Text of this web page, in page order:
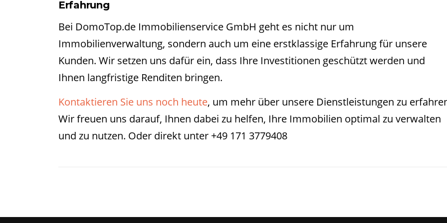
Erfahrung
Bei DomoTop.de Immobilienservice GmbH geht es nicht nur um
Immobilienverwaltung, sondern auch um eine erstklassige Erfahrung für unsere
Kunden. Wir setzen uns dafür ein, dass Ihre Investitionen geschützt werden und
Ihnen langfristige Renditen bringen.
Kontaktieren Sie uns noch heute, um mehr über unsere Dienstleistungen zu
Wir freuen uns darauf, Ihnen dabei zu helfen, Ihre Immobilien optimal zu verwalten
und zu nutzen. Oder direkt unter +49 171 3779408